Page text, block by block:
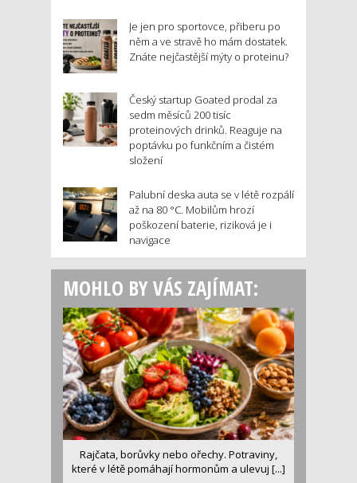
Je jen pro sportovce, přiberu po
něm a ve stravě ho mám dostatek.
Znáte nejčastější mýty o proteinu?
Český startup Goated prodal za
sedm měsíců 200 tisíc
proteinových drinků. Reaguje na
poptávku po funkčním a čistém
složení
Palubní deska auta se v létě rozpálí
až na 80 °C. Mobilům hrozí
poškození baterie, riziková je i
navigace
MOHLO BY VÁS ZAJÍMAT:
Rajčata, borůvky nebo ořechy. Potraviny,
které v létě pomáhají hormonům a ulevuj [...]